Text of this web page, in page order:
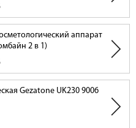
аппарат
2 в 1)
Gezatone UK230 9006